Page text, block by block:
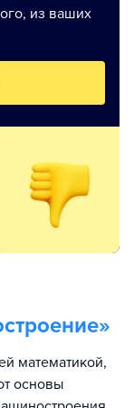
из ваших
»
математикой,
основы